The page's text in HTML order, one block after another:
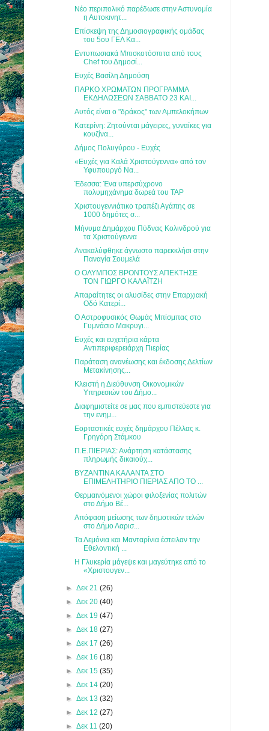
Νέο περιπολικό παρέδωσε στην Αστυνομία
η Αυτοκινητ...
Επίσκεψη της Δημοσιογραφικής ομάδας
του 5ου ΓΕΛ Κα...
Εντυπωσιακά Μπισκοτόσπιτα από τους
Chef του Δημοσί...
Ευχές Βασίλη Δημούση
ΠΑΡΚΟ ΧΡΩΜΑΤΩΝ ΠΡΟΓΡΑΜΜΑ
ΕΚΔΗΛΩΣΕΩΝ ΣΑΒΒΑΤΟ 23 ΚΑΙ...
Αυτός είναι ο "δράκος" των Αμπελοκήπων
Κατερίνη: Ζητούνται μάγειρες, γυναίκες για
κουζίνα...
Δήμος Πολυγύρου - Ευχές
«Ευχές για Καλά Χριστούγεννα» από τον
Υφυπουργό Να...
Έδεσσα: Ένα υπερσύχρονο
πολυμηχάνημα δωρεά του TAP
Χριστουγεννιάτικο τραπέζι Αγάπης σε
1000 δημότες σ...
Μήνυμα Δημάρχου Πύδνας Κολινδρού για
τα Χριστούγεννα
Ανακαλύφθηκε άγνωστο παρεκκλήσι στην
Παναγία Σουμελά
Ο ΟΛΥΜΠΟΣ ΒΡΟΝΤΟΥΣ ΑΠΕΚΤΗΣΕ
ΤΟΝ ΓΙΩΡΓΟ ΚΑΛΑΪΤΖΗ
Απαραίτητες οι αλυσίδες στην Επαρχιακή
Οδό Κατερί...
Ο Αστροφυσικός Θωμάς Μπίσμπας στο
Γυμνάσιο Μακρυγι...
Ευχές και ευχετήρια κάρτα
Αντιπεριφερειάρχη Πιερίας
Παράταση ανανέωσης και έκδοσης Δελτίων
Μετακίνησης...
Κλειστή η Διεύθυνση Οικονομικών
Υπηρεσιών του Δήμο...
Διαφημιστείτε σε μας που εμπιστεύεστε για
την ενημ...
Εορταστικές ευχές δημάρχου Πέλλας κ.
Γρηγόρη Στάμκου
Π.Ε.ΠΙΕΡΙΑΣ: Ανάρτηση κατάστασης
πληρωμής δικαιούχ...
ΒΥΖΑΝΤΙΝΑ ΚΑΛΑΝΤΑ ΣΤΟ
ΕΠΙΜΕΛΗΤΗΡΙΟ ΠΙΕΡΙΑΣ ΑΠΟ ΤΟ ...
Θερμαινόμενοι χώροι φιλοξενίας πολιτών
στο Δήμο Βέ...
Απόφαση μείωσης των δημοτικών τελών
στο Δήμο Λαρισ...
Τα Λεμόνια και Μανταρίνια έστειλαν την
Εθελοντική ...
Η Γλυκερία μάγεψε και μαγεύτηκε από το
«Χριστουγεν...
► Δεκ 21 (26)
► Δεκ 20 (40)
► Δεκ 19 (47)
► Δεκ 18 (27)
► Δεκ 17 (26)
► Δεκ 16 (18)
► Δεκ 15 (35)
► Δεκ 14 (20)
► Δεκ 13 (32)
► Δεκ 12 (27)
► Δεκ 11 (20)